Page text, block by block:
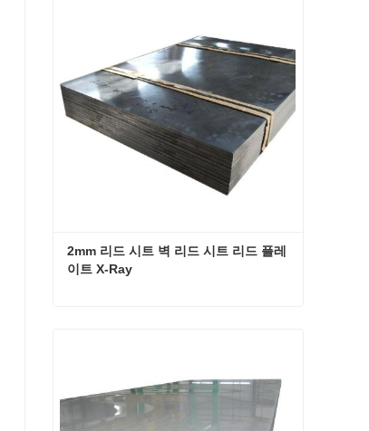
2mm 리드 시트 벽 리드 시트 리드 플레
이트 X-Ray